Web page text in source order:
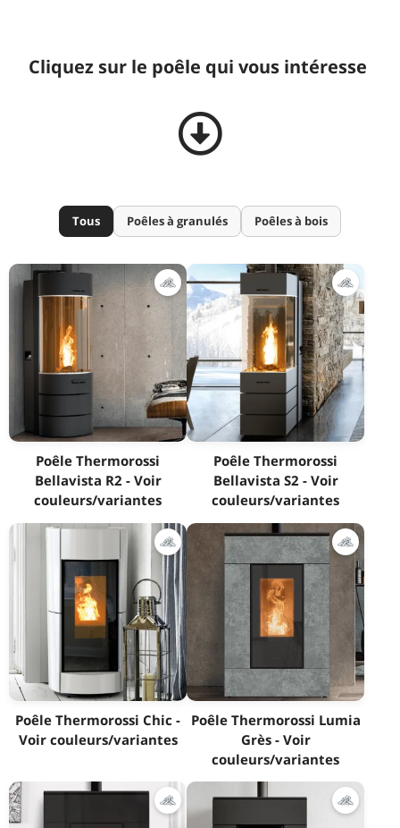
Cliquez sur le poêle qui vous intéresse
Tous Poêles à granulés Poêles à bois
Poêle Thermorossi
Bellavista R2 - Voir
couleurs/variantes
Poêle Thermorossi
Bellavista S2 - Voir
couleurs/variantes
Poêle Thermorossi Chic -
Voir couleurs/variantes
Poêle Thermorossi Lumia
Grès - Voir
couleurs/variantes